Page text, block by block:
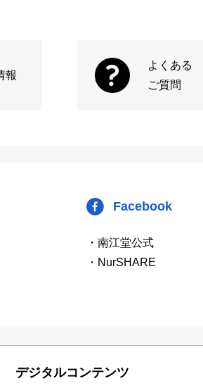
報
よくある
ご質問
Facebook
・南江堂公式
・NurSHARE
デジタルコンテンツ